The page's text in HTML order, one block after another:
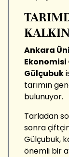
Ankara
Ekonomisi
Gülçubuk
tarımın
bulunuyor.
Tarladan
sonra
Gülçubuk,
önemli bir